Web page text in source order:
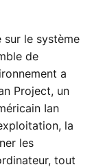
sur le système
de
a
Project, un
Ian
la
les
tout